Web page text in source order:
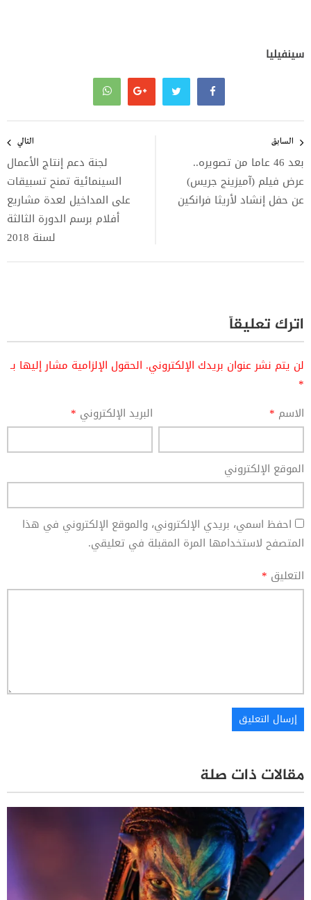
سينفيليا
المقالات
السابق
بعد 46 عاما من تصويره..
عرض فيلم (آميزينج جريس)
عن حفل إنشاد لأريثا فرانكين
التالي
لجنة دعم إنتاج الأعمال
السينمائية تمنح تسبيقات
على المداخيل لعدة مشاريع
أفلام برسم الدورة الثالثة
لسنة 2018‎
اترك تعليقاً
لن يتم نشر عنوان بريدك الإلكتروني. الحقول الإلزامية مشار إليها بـ
*
الاسم * البريد الإلكتروني *
الموقع الإلكتروني
احفظ اسمي، بريدي الإلكتروني، والموقع الإلكتروني في هذا
المتصفح لاستخدامها المرة المقبلة في تعليقي.
التعليق *
مقالات ذات صلة